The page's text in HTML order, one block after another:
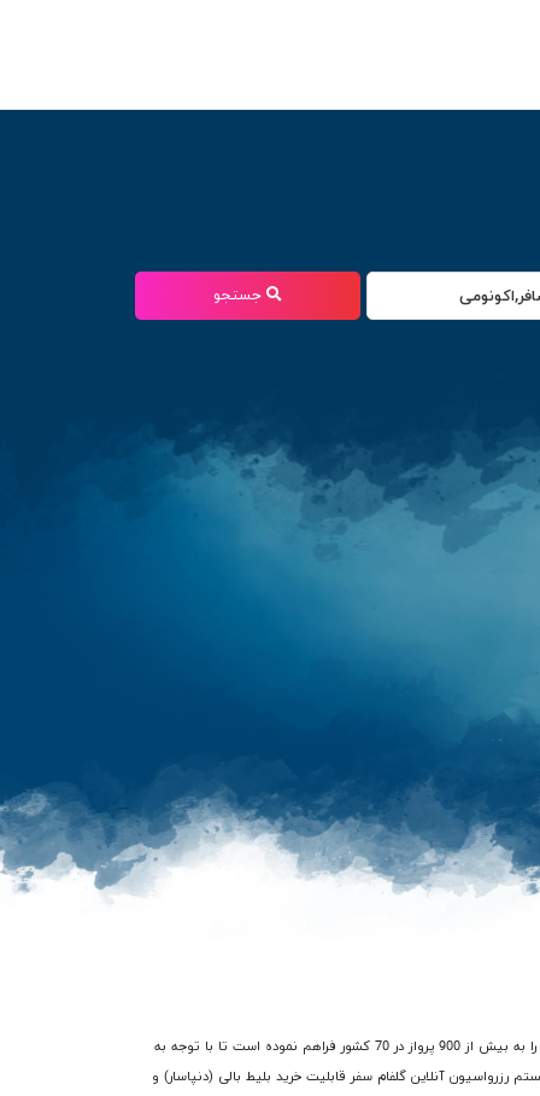
جستجو
در گذشته فرآیند خرید بلیط هواپیما بالی (دنپاسار) با صرف هزینه و زمان زیادی از طریق آژانس های هواپیمایی میسر بود، اما شرکت گلفام سفر امکان دسترسی شما را به بیش از 900 پرواز در 70 کشور فراهم نموده است تا با توجه به
رزرواسیون آنلاین گلفام سفر قابلیت خرید بلیط بالی (دنپاسار) و